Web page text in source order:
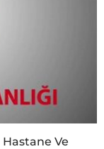
Hastane Ve